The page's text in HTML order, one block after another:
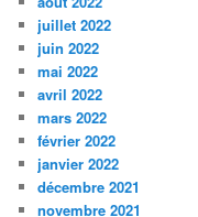
juillet 2022
juin 2022
mai 2022
avril 2022
mars 2022
février 2022
janvier 2022
décembre 2021
novembre 2021